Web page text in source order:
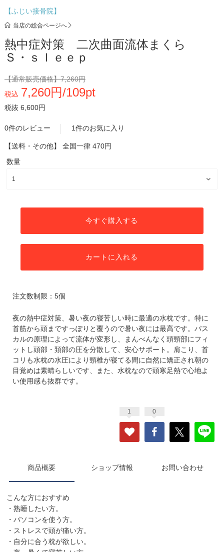
【ふじい接骨院】
当店の総合ページへ
熱中症対策 二次曲面流体まくら
Ｓ・ｓｌｅｅｐ
【通常販売価格】7,260円
税込 7,260円/109pt
税抜 6,600円
0件のレビュー 1件のお気に入り
【送料・その他】 全国一律 470円
数量
今すぐ購入する
カートに入れる
注文数制限：5個
夜の熱中症対策、暑い夜の寝苦しい時に最適の水枕です。特に
首筋から頭まですっぽりと覆うので暑い夜には最高です。パス
カルの原理によって流体が変形し、まんべんなく頭頸部にフィ
ットし頭部・頚部の圧を分散して、安心サポート。肩こり、首
コリも水枕の水圧により頸椎が寝てる間に自然に矯正され朝の
目覚めは素晴らしいです、また、水枕なので頭寒足熱で心地よ
い使用感も抜群です。
1 0
商品概要 ショップ情報 お問い合わせ
こんな方におすすめ
・熟睡したい方。
・パソコンを使う方。
・ストレスで頭が痛い方。
・自分に合う枕が欲しい。